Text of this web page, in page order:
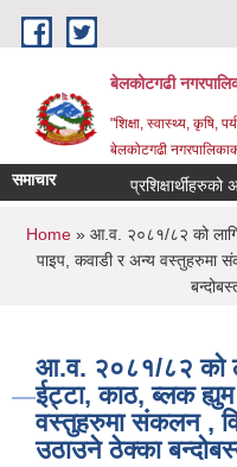
Skip to main content
बेलकोटगढी
"शिक्षा, स्वास्थ्य, कृषि,
बेलकोटगढी
समाचार प्रशिक्षार्थीहरुको
You are here
Home » आ.व. २०८१/८२ को लागि
पाइप, कवाडी र अन्य वस्तुहरुमा
आ.व. २०८१/८२ को
ईट्टा, काठ, ब्लक
वस्तुहरुमा संकलन ,
उठाउने ठेक्का